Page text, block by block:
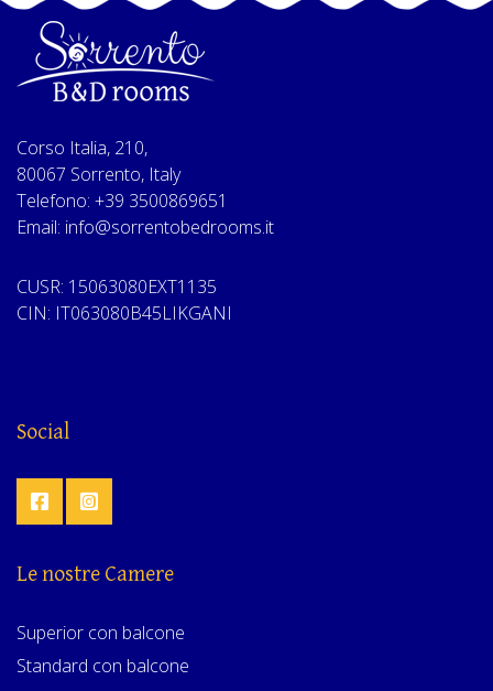
Corso Italia, 210,
80067 Sorrento, Italy
Telefono: +39 3500869651
Email: info@sorrentobedrooms.it
CUSR: 15063080EXT1135
CIN: IT063080B45LIKGANI
Social
Le nostre Camere
Superior con balcone
Standard con balcone